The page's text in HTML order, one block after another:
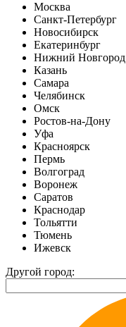
Москва
Санкт-Петербург
Новосибирск
Екатеринбург
Нижний Новгород
Казань
Самара
Челябинск
Омск
Ростов-на-Дону
Уфа
Красноярск
Пермь
Волгоград
Воронеж
Саратов
Краснодар
Тольятти
Тюмень
Ижевск
Другой город: